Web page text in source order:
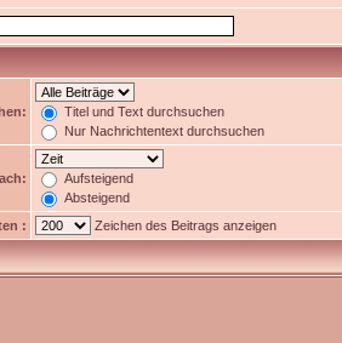
Titel und Text durchsuchen
Nur Nachrichtentext durchsuchen
Aufsteigend
Absteigend
: Zeichen des Beitrags anzeigen